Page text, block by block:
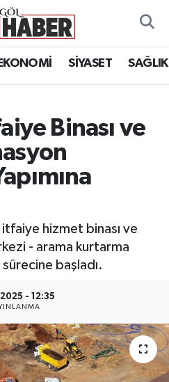
EKONOMİ SİYASET SAĞLIK
Binası ve
hizmet binası ve
- arama kurtarma
sürecine başladı.
- 12:35
Haritası
ve Fikstür